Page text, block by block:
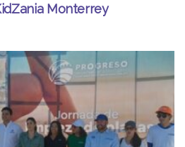
Monterrey